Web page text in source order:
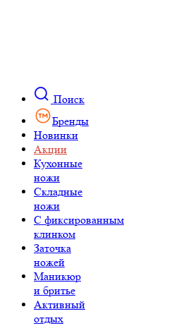
Поиск
Бренды
Новинки
Акции
Кухонные
ножи
Складные
ножи
C фиксированным
клинком
Заточка
ножей
Маникюр
и бритье
Активный
отдых